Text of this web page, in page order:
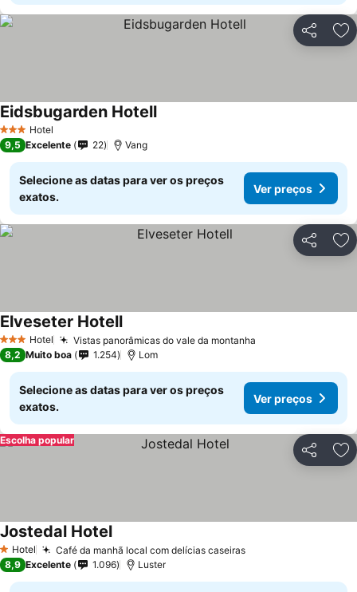
Partilhar
3 EstrelasHotel
Eidsbugarden Hotell
9,5 Excelente 22 Vang
Selecione as datas para ver os preços
exatos.
Ver preços
Partilhar
3 EstrelasHotel Vistas panorâmicas do vale da montanha
Elveseter Hotell
8,2 Muito boa 1.254 Lom
Selecione as datas para ver os preços
exatos.
Ver preços
Partilhar
Escolha popular
1 Estrelas
Hotel Café da manhã local com delícias caseiras
Jostedal Hotel
8,9 Excelente 1.096 Luster